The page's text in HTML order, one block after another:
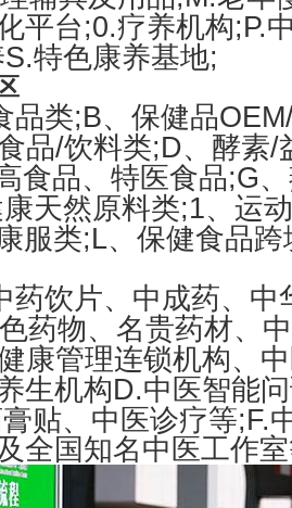
平台;0.疗养机构;P.
S.特色康养基地;
品类;B、保健品
品/饮料类;D、酵素/
食品、特医食品;G
天然原料类;1、运
服类;L、保健食品
药饮片、中成药、中
药物、名贵药材、
康管理连锁机构、
生机构D.中医智能
贴、中医诊疗等;F.
全国知名中医工作